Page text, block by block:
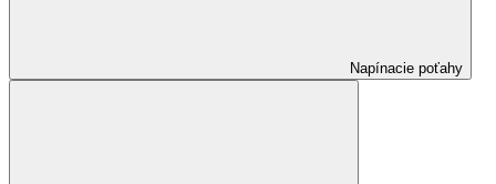
Napínacie poťahy